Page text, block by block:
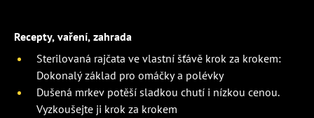
Recepty, vaření, zahrada
Sterilovaná rajčata ve vlastní šťávě krok za krokem:
Dokonalý základ pro omáčky a polévky
Dušená mrkev potěší sladkou chutí i nízkou cenou.
Vyzkoušejte ji krok za krokem